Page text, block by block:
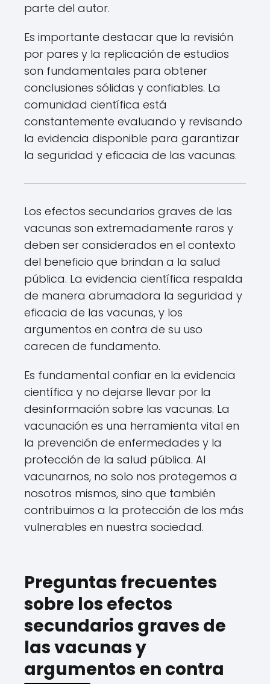
parte del autor.
Es importante destacar que la revisión
por pares y la replicación de estudios
son fundamentales para obtener
conclusiones sólidas y confiables. La
comunidad científica está
constantemente evaluando y revisando
la evidencia disponible para garantizar
la seguridad y eficacia de las vacunas.
Los efectos secundarios graves de las
vacunas son extremadamente raros y
deben ser considerados en el contexto
del beneficio que brindan a la salud
pública. La evidencia científica respalda
de manera abrumadora la seguridad y
eficacia de las vacunas, y los
argumentos en contra de su uso
carecen de fundamento.
Es fundamental confiar en la evidencia
científica y no dejarse llevar por la
desinformación sobre las vacunas. La
vacunación es una herramienta vital en
la prevención de enfermedades y la
protección de la salud pública. Al
vacunarnos, no solo nos protegemos a
nosotros mismos, sino que también
contribuimos a la protección de los más
vulnerables en nuestra sociedad.
Preguntas frecuentes
sobre los efectos
secundarios graves de
las vacunas y
argumentos en contra